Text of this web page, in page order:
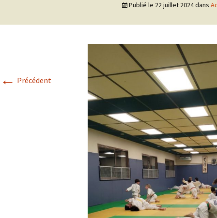
Historique 2018/2019
Historique 2017-2018
Historique 2016-2017
Historique 2015-2016
Publié le 22 juillet 2024dans
← Précédent